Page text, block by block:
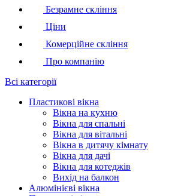
Безрамне скління
Ціни
Комерційне скління
Про компанію
Всі категорії
Пластикові вікна
Вікна на кухню
Вікна для спальні
Вікна для вітальні
Вікна в дитячу кімнату
Вікна для дачі
Вікна для котеджів
Вихід на балкон
Алюмінієві вікна